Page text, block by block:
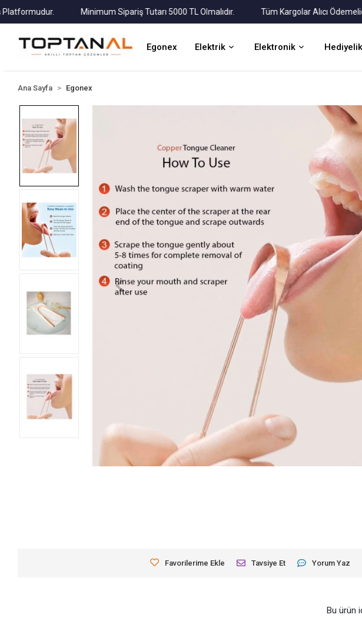
Minimum Sipariş Tutarı 5000 TL Olmalıdır. Tüm Kargolar Alıcı Ödemelidir!
Egonex Elektrik Elektronik Hediyelik
Ana Sayfa Egonex
Favorilerime Ekle Tavsiye Et Yorum Yaz
Bu ürün